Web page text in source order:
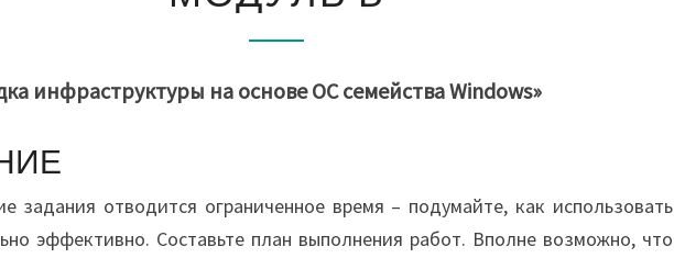
инфраструктуры на основе OC семейства Windows»
задания отводится ограниченное время – подумайте, как использовать
эффективно. Составьте план выполнения работ. Вполне возможно, что